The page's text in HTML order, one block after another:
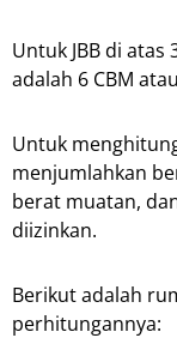
Untuk JBB di atas
adalah 6 CBM
Untuk
menjumlahkan
berat muatan,
diizinkan.
Berikut adalah
perhitungannya: